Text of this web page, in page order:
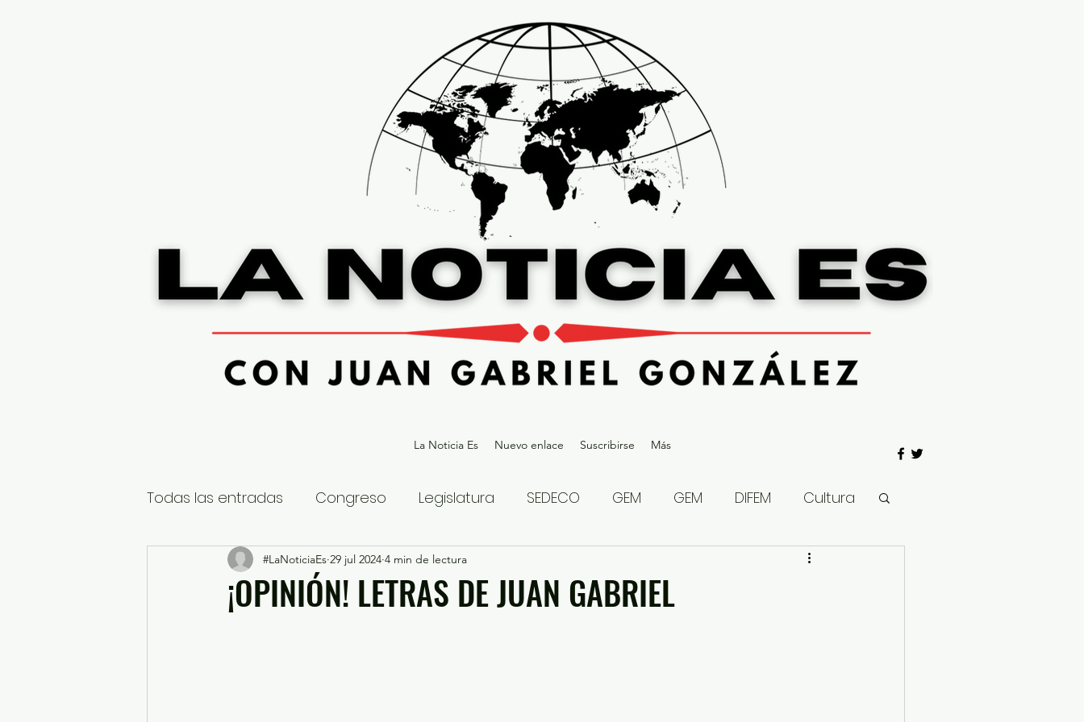
La Noticia Es Nuevo enlace Suscribirse Más
Todas las entradas Congreso Legislatura SEDECO GEM GEM DIFEM Cultura
Nacional Estatal Gubernatura Edoméx 2023
¡OPINIÓN! LETRAS DE JUAN GABRIEL
#LaNoticiaEs 29 jul 2024 4 min de lectura